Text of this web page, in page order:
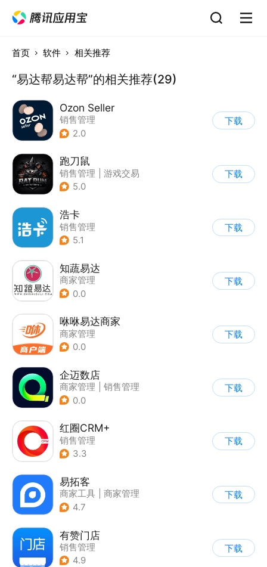
首页 软件 相关推荐
“易达帮易达帮”的相关推荐(29)
Ozon Seller
销售管理
2.0
下载
跑刀鼠
销售管理
游戏交易
5.0
下载
浩卡
销售管理
5.1
下载
知蔬易达
商家管理
0.0
下载
咻咻易达商家
商家管理
0.0
下载
企迈数店
商家管理
销售管理
0.0
下载
红圈CRM+
销售管理
3.3
下载
易拓客
商家工具
商家管理
4.7
下载
有赞门店
销售管理
4.9
下载